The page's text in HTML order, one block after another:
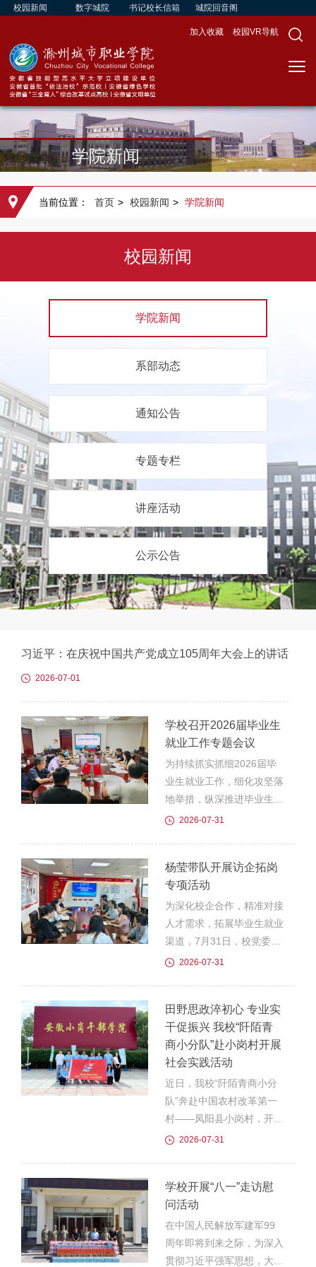
校园新闻 数字城院 书记校长信箱 城院回音阁
加入收藏 校园VR导航
学院新闻
当前位置： 首页 > 校园新闻 > 学院新闻
校园新闻
学院新闻
系部动态
通知公告
专题专栏
讲座活动
公示公告
习近平：在庆祝中国共产党成立105周年大会上的讲话
2026-07-01
学校召开2026届毕业生
就业工作专题会议
为持续抓实抓细2026届毕
业生就业工作，细化攻坚落
地举措，纵深推进毕业生就
业百日冲刺行动，全力推动
第一会议室召开2026届毕
业生就业工作专题部署会。
党委副书记、校长汪上出席
会议并作总结讲话，各学院
党总支书记，纪委办公室、
招生就业处等职能部门负责
就业处副处长沈欢欢传达上
级关于高校毕业生就业工作
最新文件与相关精神，...
2026-07-31
杨莹带队开展访企拓岗
专项活动
为深化校企合作，精准对接
人才需求，拓展毕业生就业
渠道，7月31日，校党委委
员、组织人事处处长杨莹带
科技有限公司两家企业开展
访企拓岗专项活动，实地看
望在企实习学生，并就科研
团队共建等事宜进行深入交
流。杨莹一行参观了企业办
公场所和项目现场，详细了
解各企业当前的业务布局及
用人需求。会上，校企双方
团队等议题交换...
2026-07-31
田野思政淬初心 专业实
干促振兴 我校“阡陌青
商小分队”赴小岗村开展
社会实践活动
近日，我校“阡陌青商小分
队”奔赴中国农村改革第一
村——凤阳县小岗村，开展
为期五天“传承小岗精神，
计、电商直播专业特长，围
绕红色研学铸魂、农事实践
砺行、基层调研问计、专业
服务赋能四大方向深入一
线，以青年脚步丈量改革沃
2026-07-31
学校开展“八一”走访慰
问活动
在中国人民解放军建军99
周年即将到来之际，为深入
贯彻习近平强军思想，大力